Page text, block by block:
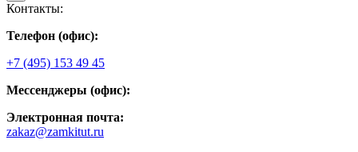
Контакты:
Телефон (офис):
+7 (495) 153 49 45
Мессенджеры (офис):
Электронная почта:
zakaz@zamkitut.ru